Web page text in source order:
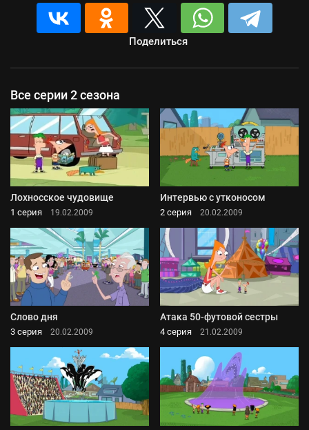
Поделиться
Все серии 2 сезона
Лохносское чудовище
1 серия 19.02.2009
Интервью с утконосом
2 серия 20.02.2009
Слово дня
3 серия 20.02.2009
Атака 50-футовой сестры
4 серия 21.02.2009